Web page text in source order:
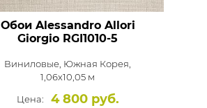
Обои Alessandro Allori
Giorgio RGI1010-5
Виниловые, Южная Корея,
1,06x10,05 м
Цена:
4 800 руб.